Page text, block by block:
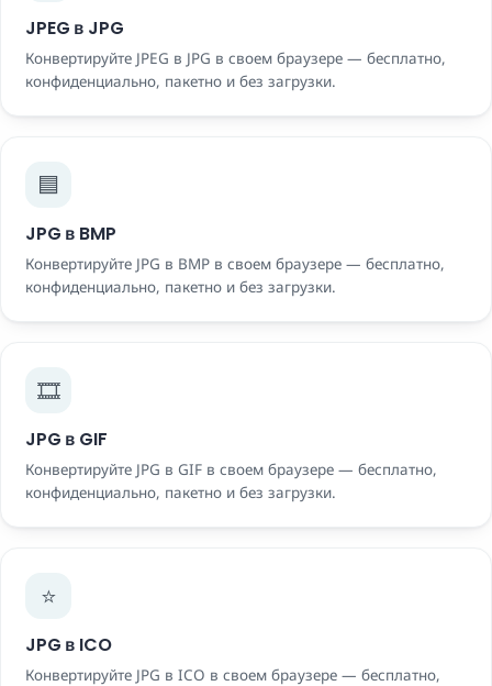
JPEG в JPG
Конвертируйте JPEG в JPG в своем браузере — бесплатно,
конфиденциально, пакетно и без загрузки.
🟦
JPG в BMP
Конвертируйте JPG в BMP в своем браузере — бесплатно,
конфиденциально, пакетно и без загрузки.
🎞️
JPG в GIF
Конвертируйте JPG в GIF в своем браузере — бесплатно,
конфиденциально, пакетно и без загрузки.
⭐
JPG в ICO
Конвертируйте JPG в ICO в своем браузере — бесплатно,